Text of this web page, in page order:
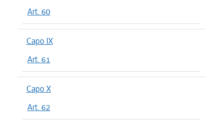
Art. 60
Capo IX
Art. 61
Capo X
Art. 62